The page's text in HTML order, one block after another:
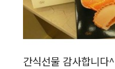
간식선물 감사합니다